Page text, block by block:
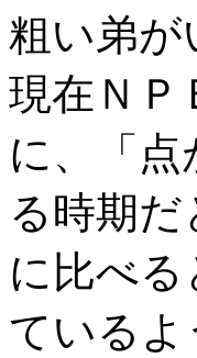
粗い弟が
現在ＮＰ
に、「
る時期
に比べ
ている